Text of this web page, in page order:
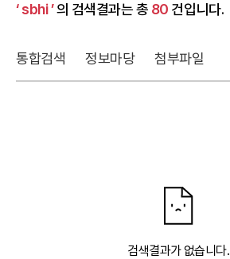
‘ sbhi ’의 검색결과는 총 80 건입니다.
통합검색 정보마당 첨부파일
검색결과가 없습니다.